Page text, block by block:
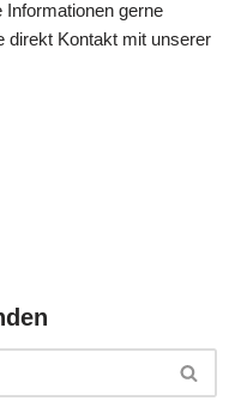
Informationen gerne
direkt Kontakt mit unserer